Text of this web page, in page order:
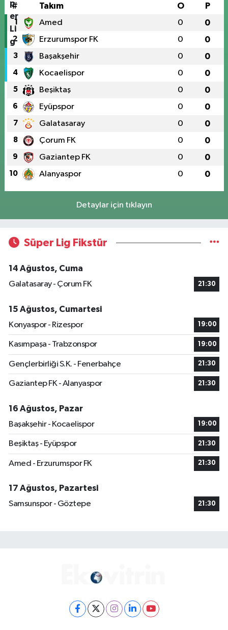
# Takım O P
1 Amed 0 0
2 Erzurumspor FK 0 0
3 Başakşehir 0 0
4 Kocaelispor 0 0
5 Beşiktaş 0 0
6 Eyüpspor 0 0
7 Galatasaray 0 0
8 Çorum FK 0 0
9 Gaziantep FK 0 0
10 Alanyaspor 0 0
Detaylar için tıklayın
Süper Lig Fikstür
14 Ağustos, Cuma
Galatasaray - Çorum FK
21:30
15 Ağustos, Cumartesi
Konyaspor - Rizespor
19:00
Kasımpaşa - Trabzonspor 19:00
Gençlerbirliği S.K. - Fenerbahçe 21:30
Gaziantep FK - Alanyaspor 21:30
16 Ağustos, Pazar
Başakşehir - Kocaelispor
19:00
Beşiktaş - Eyüpspor 21:30
Amed - Erzurumspor FK 21:30
17 Ağustos, Pazartesi
Samsunspor - Göztepe
21:30